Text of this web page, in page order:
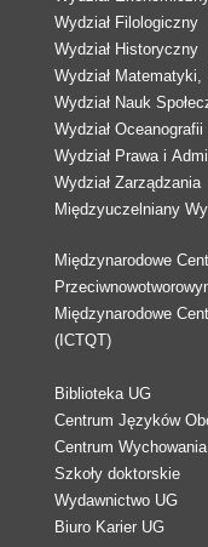
Wydział Filologiczny
Wydział Historyczny
Wydział
Wydział Nauk
Wydział
Wydział Prawa i
Wydział Zarządzania
Międzyuczelniany
Międzynarodowe
Międzynarodowe
(ICTQT)
Biblioteka UG
Centrum Języków
Centrum
Szkoły doktorskie
Wydawnictwo UG
Biuro Karier UG